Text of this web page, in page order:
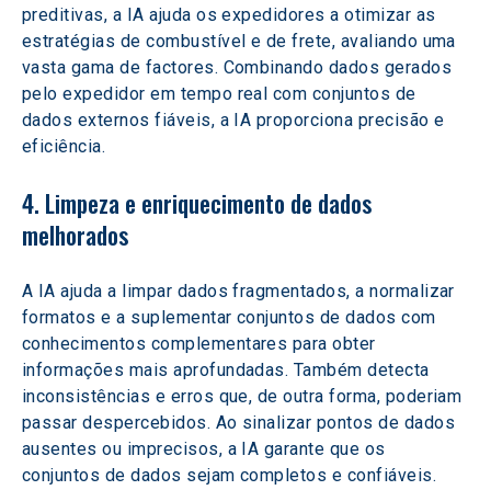
preditivas, a IA ajuda os expedidores a otimizar as
estratégias de combustível e de frete, avaliando uma
vasta gama de factores. Combinando dados gerados
pelo expedidor em tempo real com conjuntos de
dados externos fiáveis, a IA proporciona precisão e
eficiência.
4. Limpeza e enriquecimento de dados
melhorados
A IA ajuda a limpar dados fragmentados, a normalizar
formatos e a suplementar conjuntos de dados com
conhecimentos complementares para obter
informações mais aprofundadas. Também detecta
inconsistências e erros que, de outra forma, poderiam
passar despercebidos. Ao sinalizar pontos de dados
ausentes ou imprecisos, a IA garante que os
conjuntos de dados sejam completos e confiáveis.